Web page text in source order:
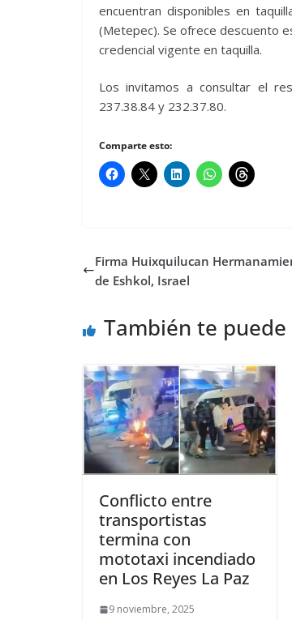
encuentran disponibles en
(Metepec). Se ofrece descuento
credencial vigente en taquilla.
Los invitamos a consultar el
237.38.84 y 232.37.80.
Comparte esto:
Firma Huixquilucan
de Eshkol, Israel
También te
Conflicto entre
transportistas
termina con
mototaxi incendiado
en Los Reyes La Paz
9 noviembre, 2025